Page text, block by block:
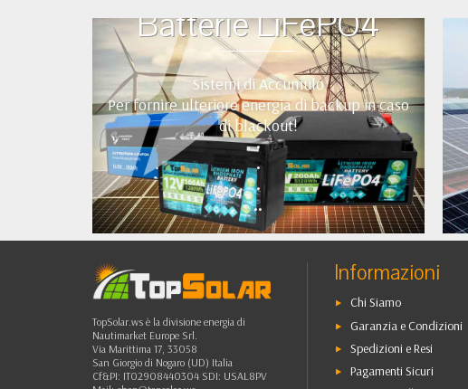
Batterie LiFePO4
Sistemi di Accumulo
Per fornire ulteriore energia di backup in caso
di blackout!
•
•
•
••
TopSolar.ws è la divisione energia di
Nautimarket Europe Srl.
Via Marittima 17, 33058
San Giorgio di Nogaro (UD) Italia
Cf&PI: IT02908440304 SDI: USAL8PV
Informazioni
Chi Siamo
Garanzia e Condizioni
Spedizioni e Resi
Pagamenti Sicuri